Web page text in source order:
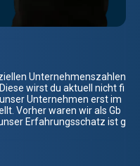
Unternehmenszahlen
wirst du aktuell nicht fi
Unternehmen erst im
Vorher waren wir als Gb
Erfahrungsschatz ist g